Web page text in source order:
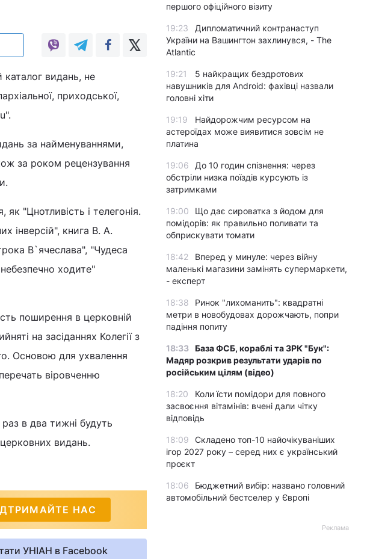
видань, не
приходської,
за найменуваннями,
за роком рецензування
"Цнотливість і телегонія.
інверсій", книга В. А.
В`ячеслава", "Чудеса
ходите"
поширення в церковній
на засіданнях Колегії з
Основою для ухвалення
віровченню
раз в два тижні будуть
видань.
НАС
УНІАН в Facebook
першого офіційного візиту
19:23
Дипломатичний контранаступ
України на Вашингтон захлинувся, - The
Atlantic
19:21
5 найкращих бездротових
навушників для Android: фахівці назвали
головні хіти
19:19
Найдорожчим ресурсом на
астероїдах може виявитися зовсім не
платина
19:06
До 10 годин спізнення: через
обстріли низка поїздів курсують із
затримками
19:00
Що дає сироватка з йодом для
помідорів: як правильно поливати та
обприскувати томати
18:42
Вперед у минуле: через війну
маленькі магазини замінять супермаркети,
- експерт
18:38
Ринок "лихоманить": квадратні
метри в новобудовах дорожчають, попри
падіння попиту
18:33 База ФСБ, кораблі та ЗРК "Бук":
Мадяр розкрив результати ударів по
російським цілям (відео)
18:20
Коли їсти помідори для повного
засвоєння вітамінів: вчені дали чітку
відповідь
18:09
Складено топ-10 найочікуваніших
ігор 2027 року – серед них є український
проєкт
18:06
Бюджетний вибір: названо головний
автомобільний бестселер у Європі
Реклама